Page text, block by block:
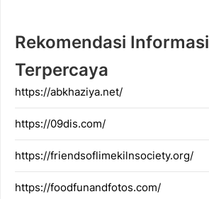
Rekomendasi Informasi
Terpercaya
https://abkhaziya.net/
https://09dis.com/
https://friendsoflimekilnsociety.org/
https://foodfunandfotos.com/